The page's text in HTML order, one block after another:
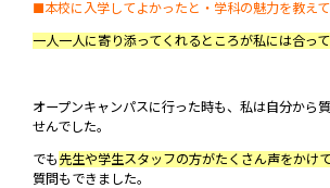
■本校に入学してよかったと・学科の魅力を教え
一人一人に寄り添ってくれるところが私には合っ
オープンキャンパスに行った時も、私は自分から
せんでした。
でも 先生や学生スタッフの方がたくさん声をかけ
質問もできました。